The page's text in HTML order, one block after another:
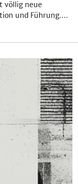
Die
der
Betriebssystem
völlig neue
und Führung.
KI automatisiert
die
zunehmend